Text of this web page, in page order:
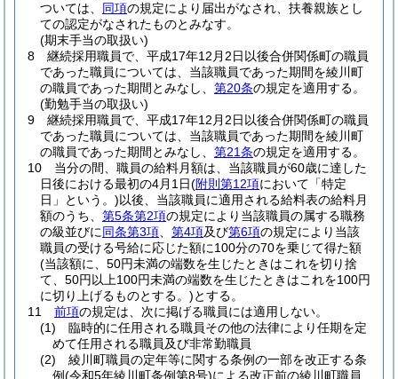
ついては、 同項の規定により届出がなされ、扶養親族とし
ての認定がなされたものとみなす。
(期末手当の取扱い)
8
継続採用職員で、平成17年12月2日以後合併関係町の職員
であった職員については、当該職員であった期間を綾川町
の職員であった期間とみなし、 第20条の規定を適用する。
(勤勉手当の取扱い)
9
継続採用職員で、平成17年12月2日以後合併関係町の職員
であった職員については、当該職員であった期間を綾川町
の職員であった期間とみなし、 第21条の規定を適用する。
10
当分の間、職員の給料月額は、当該職員が60歳に達した
日後における最初の4月1日(附則第12項において「特定
日」という。)以後、当該職員に適用される給料表の給料月
額のうち、 第5条第2項の規定により当該職員の属する職務
の級並びに同条第3項 第4項及び第6項の規定により当該
職員の受ける号給に応じた額に100分の70を乗じて得た額
(当該額に、50円未満の端数を生じたときはこれを切り捨
て、50円以上100円未満の端数を生じたときはこれを100円
に切り上げるものとする。)とする。
11
前項の規定は、次に掲げる職員には適用しない。
(1)
臨時的に任用される職員その他の法律により任期を定
めて任用される職員及び非常勤職員
(2)
綾川町職員の定年等に関する条例の一部を改正する条
例(令和5年綾川町条例第8号)による改正前の綾川町職員